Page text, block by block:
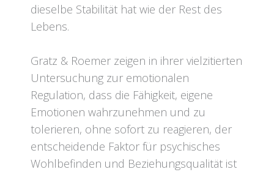
dieselbe Stabilität hat wie der Rest des
Lebens.
Gratz & Roemer zeigen in ihrer vielzitierten
Untersuchung zur emotionalen
Regulation, dass die Fähigkeit, eigene
Emotionen wahrzunehmen und zu
tolerieren, ohne sofort zu reagieren, der
entscheidende Faktor für psychisches
Wohlbefinden und Beziehungsqualität ist